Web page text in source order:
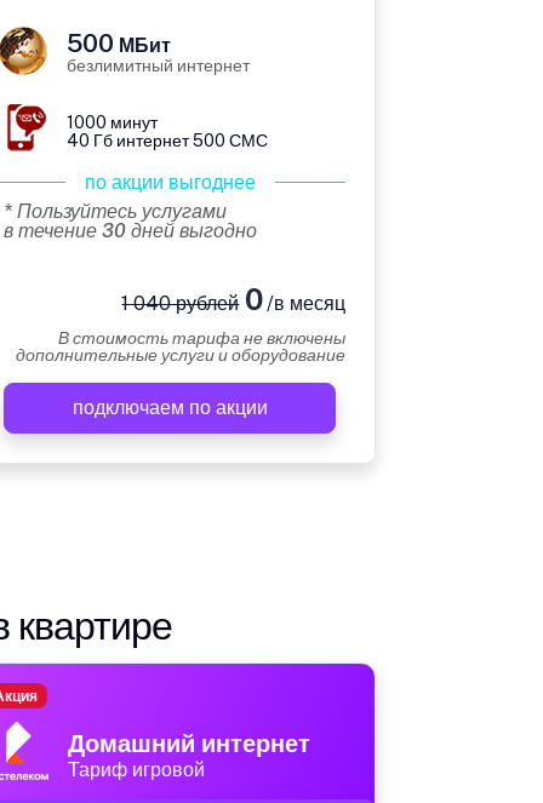
500 МБит
безлимитный интернет
1000 минут
40 Гб интернет 500 СМС
по акции выгоднее
* Пользуйтесь услугами
в течение 30 дней выгодно
1 040 рублей0/в месяц
В стоимость тарифа не включены
дополнительные услуги и оборудование
подключаем по акции
квартире
Домашний интернет
Тариф игровой